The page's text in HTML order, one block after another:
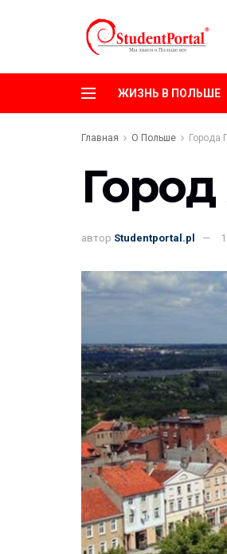
ЖИЗНЬ В ПОЛЬШЕ
Главная О Польше Города
автор Studentportal.pl